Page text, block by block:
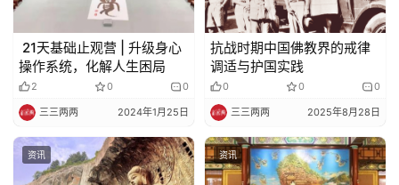
21天基础止观营 | 升级身心
操作系统，化解人生困局
2 0 0
三三两两 2024年1月25日
抗战时期中国佛教界的戒律
调适与护国实践
0 0 0
三三两两 2025年8月28日
资讯 资讯